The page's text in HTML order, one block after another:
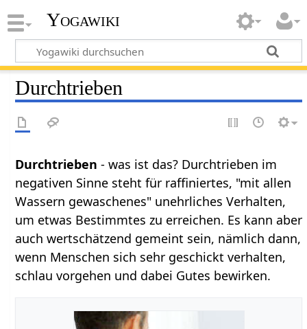
Yogawiki
Durchtrieben
Durchtrieben- was ist das? Durchtrieben im
negativen Sinne steht für raffiniertes, "mit allen
Wassern gewaschenes" unehrliches Verhalten,
um etwas Bestimmtes zu erreichen. Es kann aber
auch wertschätzend gemeint sein, nämlich dann,
wenn Menschen sich sehr geschickt verhalten,
schlau vorgehen und dabei Gutes bewirken.